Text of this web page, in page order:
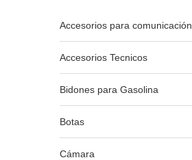
Accesorios para comunicación
Accesorios Tecnicos
Bidones para Gasolina
Botas
Cámara